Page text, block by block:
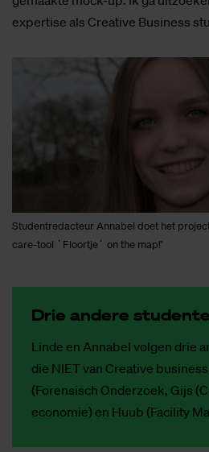
expertise als Creative Business
Studentredacteur Annabel doet het
care-tool ´Floortje´ on the map!’
Drie an­de­re
Linde en Annabel volgen drie
die NIET van Creative
(Forensisch Onderzoek, Gijs
economie) en Huub (Facility